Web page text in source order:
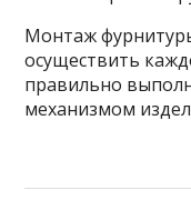
Монтаж
осуществить
правильно
механизмом